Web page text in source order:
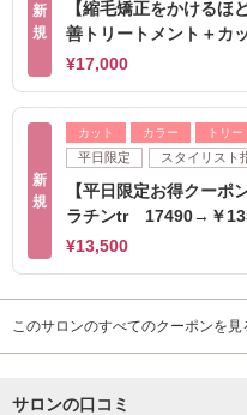
新
規
【縮毛矯正をかけるほ
善トリートメント＋
¥17,000
新
規
カット カラー トリ
平日限定 スタイリスト
【平日限定お得クーポ
ラチンtr 17490→￥
¥13,500
このサロンのすべてのクーポンを見
サロンの口コミ